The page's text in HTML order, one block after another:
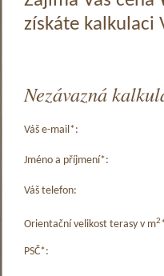
získáte kalkulaci
Nezávazná
Váš e-mail*:
Jméno a příjmení*:
Váš telefon:
Orientační velikost terasy v m2
PSČ*: